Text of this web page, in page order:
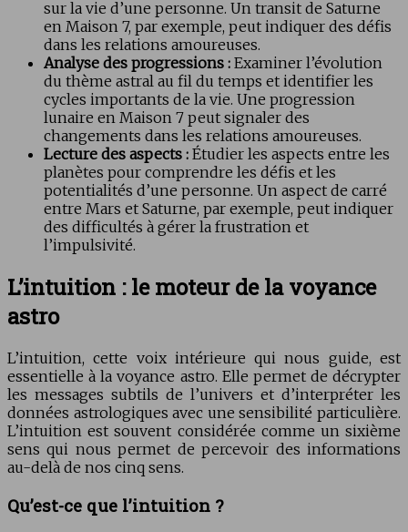
sur la vie d’une personne. Un transit de Saturne
en Maison 7, par exemple, peut indiquer des défis
dans les relations amoureuses.
Analyse des progressions : Examiner l’évolution
du thème astral au fil du temps et identifier les
cycles importants de la vie. Une progression
lunaire en Maison 7 peut signaler des
changements dans les relations amoureuses.
Lecture des aspects : Étudier les aspects entre les
planètes pour comprendre les défis et les
potentialités d’une personne. Un aspect de carré
entre Mars et Saturne, par exemple, peut indiquer
des difficultés à gérer la frustration et
l’impulsivité.
L’intuition : le moteur de la voyance
astro
L’intuition, cette voix intérieure qui nous guide, est
essentielle à la voyance astro. Elle permet de décrypter
les messages subtils de l’univers et d’interpréter les
données astrologiques avec une sensibilité particulière.
L’intuition est souvent considérée comme un sixième
sens qui nous permet de percevoir des informations
au-delà de nos cinq sens.
Qu’est-ce que l’intuition ?